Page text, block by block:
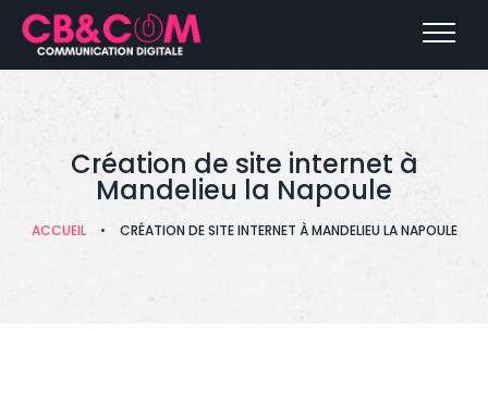
Création de site internet à
Mandelieu la Napoule
ACCUEIL • CRÉATION DE SITE INTERNET À MANDELIEU LA NAPOULE